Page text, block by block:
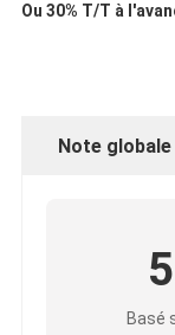
Ou 30% T/T à
Note globale
Basé